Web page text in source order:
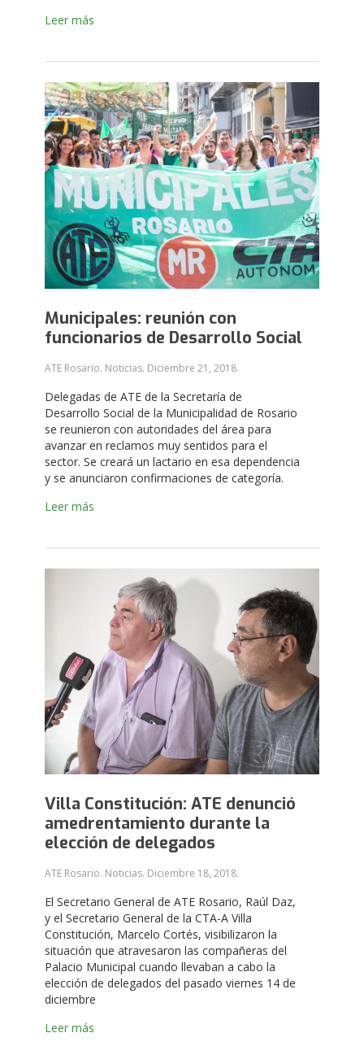
Leer más
Municipales: reunión con
funcionarios de Desarrollo Social
ATE Rosario. Noticias. Diciembre 21, 2018.
Delegadas de ATE de la Secretaría de
Desarrollo Social de la Municipalidad de Rosario
se reunieron con autoridades del área para
avanzar en reclamos muy sentidos para el
sector. Se creará un lactario en esa dependencia
y se anunciaron confirmaciones de categoría.
Leer más
Villa Constitución: ATE denunció
amedrentamiento durante la
elección de delegados
ATE Rosario. Noticias. Diciembre 18, 2018.
El Secretario General de ATE Rosario, Raúl Daz,
y el Secretario General de la CTA-A Villa
Constitución, Marcelo Cortés, visibilizaron la
situación que atravesaron las compañeras del
Palacio Municipal cuando llevaban a cabo la
elección de delegados del pasado viernes 14 de
diciembre
Leer más